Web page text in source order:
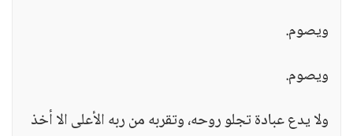
ويصوم.
ويصوم.
ولا يدع عبادة تجلو روحه، وتقربه من ربه الأعلى الا أخذ